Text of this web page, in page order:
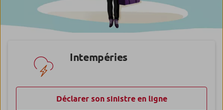
Intempéries
Déclarer son sinistre en ligne